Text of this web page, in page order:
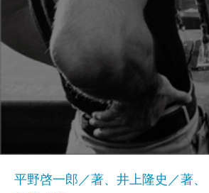
平野啓一郎／著、井上隆史／著